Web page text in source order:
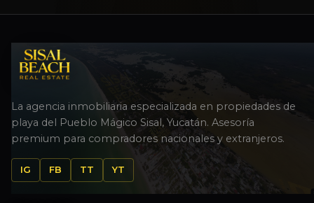
La agencia inmobiliaria especializada en propiedades de
playa del Pueblo Mágico Sisal, Yucatán. Asesoría
premium para compradores nacionales y extranjeros.
IG FB TT YT